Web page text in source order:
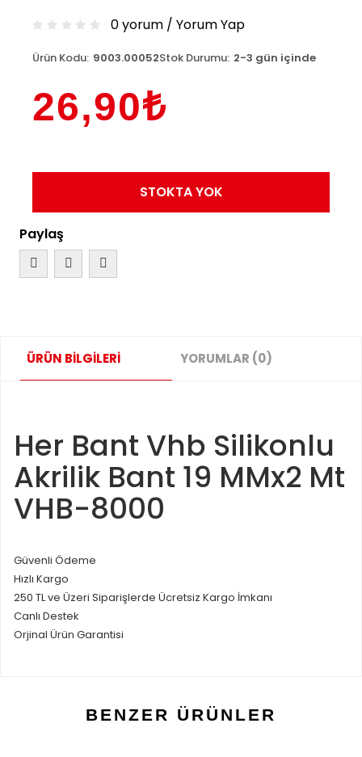
0 yorum/ Yorum Yap
Ürün Kodu: 9003.00052Stok Durumu: 2-3 gün içinde
26,90₺
STOKTA YOK
Paylaş
ÜRÜN BİLGİLERİ YORUMLAR (0)
Her Bant Vhb Silikonlu
Akrilik Bant 19 MMx2 Mt
VHB-8000
Güvenli Ödeme
Hızlı Kargo
250 TL ve Üzeri Siparişlerde Ücretsiz Kargo İmkanı
Canlı Destek
Orjinal Ürün Garantisi
BENZER ÜRÜNLER